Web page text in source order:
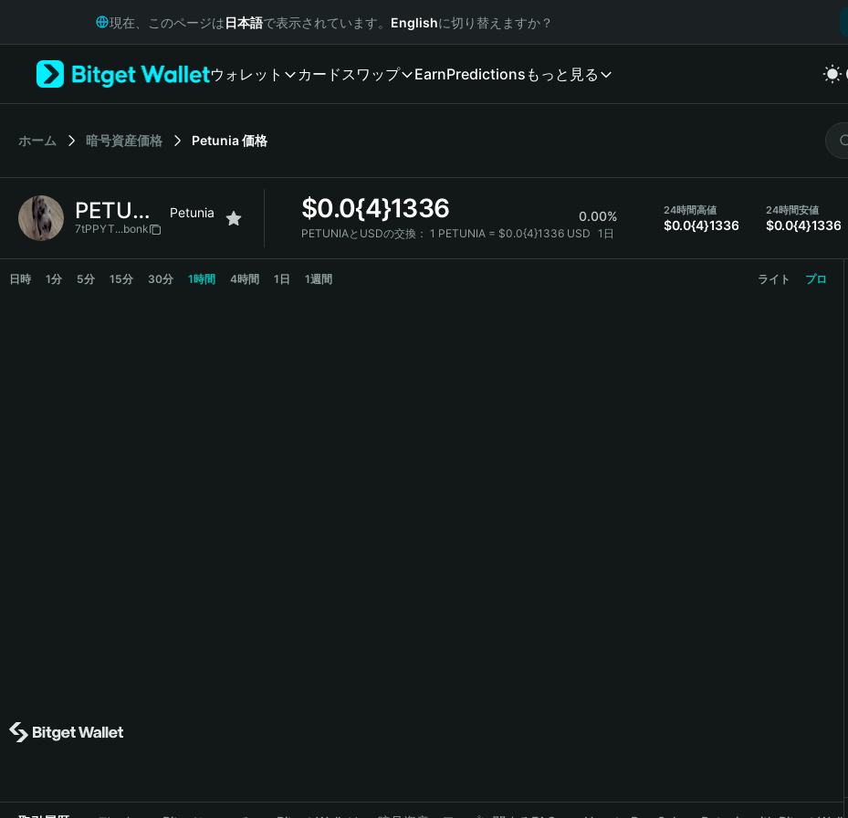
Русский
Italiano
简体中文
繁體中文
Bahasa Indonesia
現在、このページは日本語で表示されています。 Englishに切り替えますか？
ウォレット カードスワップ EarnPredictions もっと見る
ホーム 暗号資産価格 Petunia価格
PETUNIA Petunia
7tPPYT...bonk
$0.0{4}1336 0.00%
PETUNIAとUSDの交換： 1 PETUNIA = $0.0{4}1336 USD 1日
24時間高値
$0.0{4}1336
24時間安値
$0.0{4}1336
PETUNIA Price Chart
日時 1分 5分 15分 30分 1時間 4時間 1日 1週間 ライト プロ